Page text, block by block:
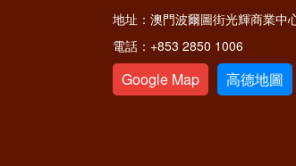
地址： 澳門波爾圖街光輝商業中
電話： +853 2850 1006
Google Map 高德地圖